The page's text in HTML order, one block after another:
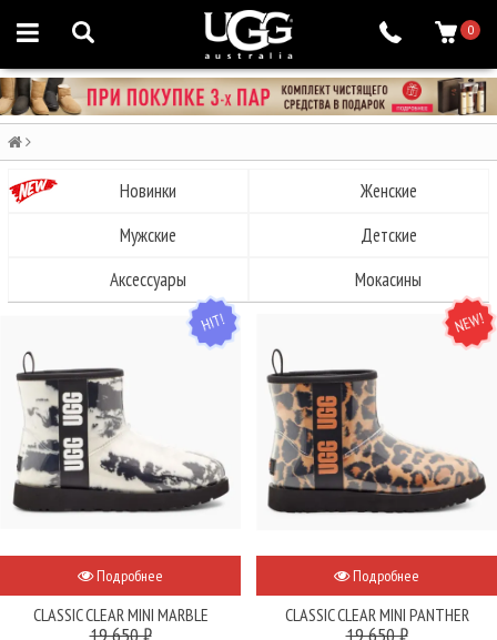
0
Новинки
Женские
Мужские
Детские
Аксессуары
Мокасины
HIT
Подробнее
CLASSIC CLEAR MINI MARBLE
19 650 ₽
NEW
Подробнее
CLASSIC CLEAR MINI PANTHER
19 650 ₽